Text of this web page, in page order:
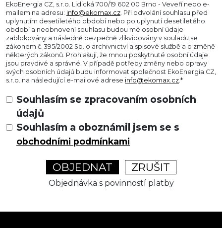
EkoEnergia CZ, s.r.o. Lidická 700/19 602 00 Brno - Veveří nebo e-
mailem na adresu: info@ekomax.cz. Při odvolání souhlasu před
uplynutím desetiletého období nebo po uplynutí desetiletého
období a neobnovení souhlasu budou mé osobní údaje
zablokovány a následně bezpečně zlikvidovány v souladu se
zákonem č. 395/2002 Sb. o archivnictví a spisové službě a o změně
některých zákonů. Prohlašuji, že mnou poskytnuté osobní údaje
jsou pravdivé a správné. V případě potřeby změny nebo opravy
svých osobních údajů budu informovat společnost EkoEnergia CZ,
s.r.o. na následující e-mailové adrese info@ekomax.cz.*
Souhlasím se zpracovaním osobních
údajů
Souhlasím a oboznámil jsem se s
obchodními podmínkami
ZRUŠIT
Objednávka s povinností platby